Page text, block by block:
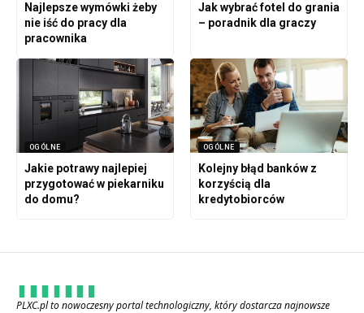
Najlepsze wymówki żeby
nie iść do pracy dla
pracownika
Jak wybrać fotel do grania
– poradnik dla graczy
OGÓLNE
Jakie potrawy najlepiej
przygotować w piekarniku
do domu?
OGÓLNE
Kolejny błąd banków z
korzyścią dla
kredytobiorców
PLXC.pl to nowoczesny portal technologiczny, który dostarcza najnowsze